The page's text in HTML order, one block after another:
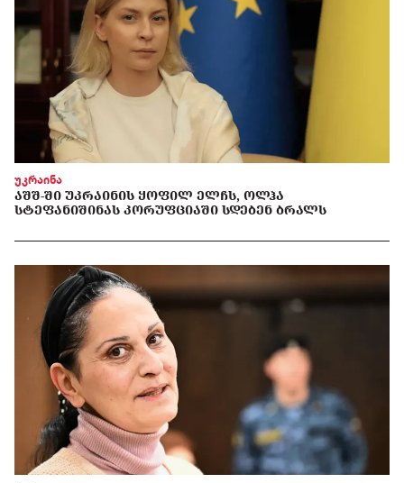
უკრაინა
ᲐᲨᲨ-ᲨᲘ ᲣᲙᲠᲐᲘᲜᲘᲡ ᲧᲝᲤᲘᲚ ᲔᲚᲩᲡ, ᲝᲚᲰᲐ
ᲡᲢᲔᲤᲐᲜᲘᲨᲘᲜᲐᲡ ᲙᲝᲠᲣᲤᲪᲘᲐᲨᲘ ᲡᲓᲔᲑᲔᲜ ᲑᲠᲐᲚᲡ